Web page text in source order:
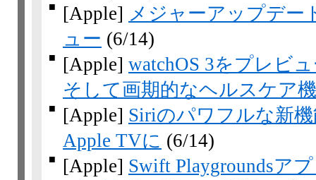
■ [Apple] メジャーアップデー
ュー (6/14)
■ [Apple] watchOS 3をプレビ
そして画期的なヘルスケア
■ [Apple] Siriのパワフルな新
Apple TVに (6/14)
■ [Apple] Swift Playgroundsア